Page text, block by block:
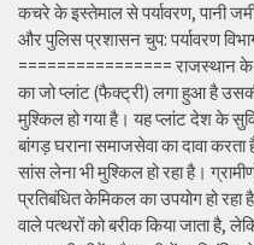
कचरे के इस्तेमाल से पर्यावरण, पानी
और पुलिस प्रशासन चुप: पर्यावरण
================ राजस्थान के
का जो प्लांट (फैक्ट्री) लगा हुआ है
मुश्किल हो गया है। यह प्लांट देश के
बांगड़ घराना समाजसेवा का दावा
सांस लेना भी मुश्किल हो रहा है।
प्रतिबंधित केमिकल का उपयोग हो
वाले पत्थरों को बरीक किया जाता है,